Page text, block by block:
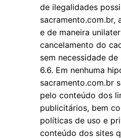
de ilegalidades
sacramento.com.br,
e de maneira
cancelamento do
sem necessidade
6.6. Em nenhuma
sacramento.com.br
pelo conteúdo dos
publicitários, bem
políticas de uso e
conteúdo dos sites